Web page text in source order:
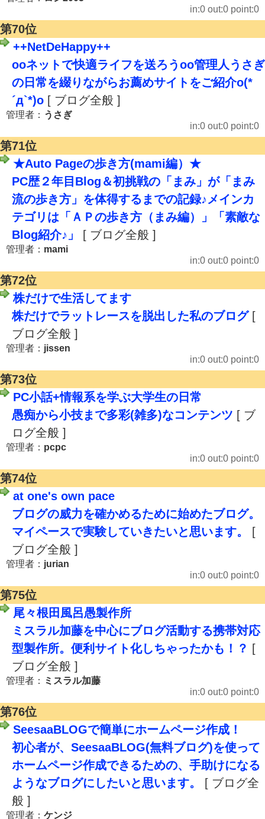
in:0 out:0 point:0
第70位
++NetDeHappy++
ooネットで快適ライフを送ろうoo管理人うさぎ
の日常を綴りながらお薦めサイトをご紹介o(*
´д`*)o [ ブログ全般 ]
管理者： うさぎ
in:0 out:0 point:0
第71位
★Auto Pageの歩き方(mami編）★
PC歴２年目Blog＆初挑戦の「まみ」が「まみ
流の歩き方」を体得するまでの記録♪メインカ
テゴリは「ＡＰの歩き方（まみ編）」「素敵な
Blog紹介♪」
[ ブログ全般 ]
管理者： mami
in:0 out:0 point:0
第72位
株だけで生活してます
株だけでラットレースを脱出した私のブログ[
ブログ全般 ]
管理者： jissen
in:0 out:0 point:0
第73位
PC小話+情報系を学ぶ大学生の日常
愚痴から小技まで多彩(雑多)なコンテンツ [ ブ
ログ全般 ]
管理者： pcpc
in:0 out:0 point:0
第74位
at one's own pace
ブログの威力を確かめるために始めたブログ。
マイペースで実験していきたいと思います。
[
ブログ全般 ]
管理者： jurian
in:0 out:0 point:0
第75位
尾々根田風呂愚製作所
ミスラル加藤を中心にブログ活動する携帯対応
型製作所。便利サイト化しちゃったかも！？ [
ブログ全般 ]
管理者： ミスラル加藤
in:0 out:0 point:0
第76位
SeesaaBLOGで簡単にホームページ作成！
初心者が、SeesaaBLOG(無料ブログ)を使って
ホームページ作成できるための、手助けになる
ようなブログにしたいと思います。
[ ブログ全
般 ]
管理者： ケンジ